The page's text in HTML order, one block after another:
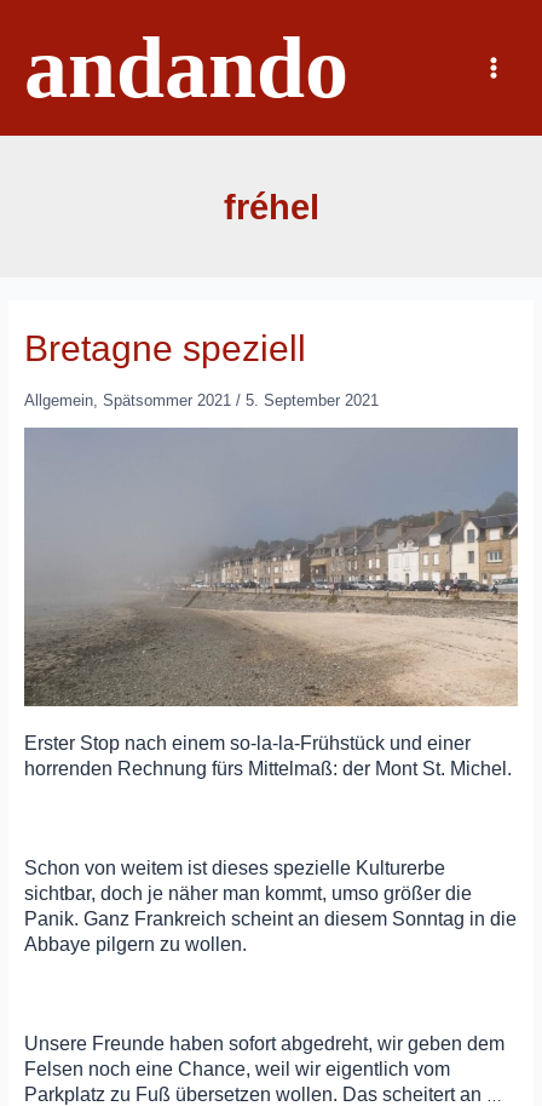
springenandando
Main
Menu
fréhel
Bretagne speziell
Allgemein, Spätsommer 2021/ 5. September 2021
Erster Stop nach einem so-la-la-Frühstück und einer
horrenden Rechnung fürs Mittelmaß: der Mont St. Michel.
Schon von weitem ist dieses spezielle Kulturerbe
sichtbar, doch je näher man kommt, umso größer die
Panik. Ganz Frankreich scheint an diesem Sonntag in die
Abbaye pilgern zu wollen.
Unsere Freunde haben sofort abgedreht, wir geben dem
Felsen noch eine Chance, weil wir eigentlich vom
Parkplatz zu Fuß übersetzen wollen. Das scheitert an